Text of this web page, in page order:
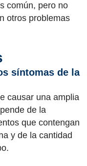
común, pero no
otros problemas
síntomas de la
causar una amplia
de la
que contengan
y de la cantidad